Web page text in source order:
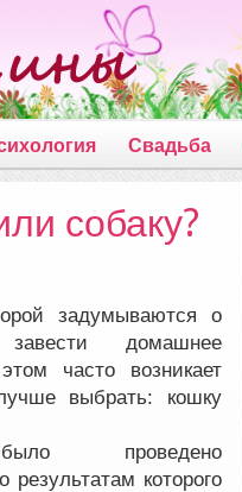
Свадьба
собаку?
задумываются о
домашнее
часто возникает
выбрать: кошку
проведено
результатам которого